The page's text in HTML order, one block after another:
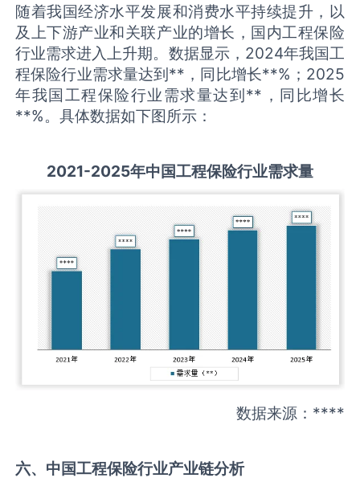
随着我国经济水平发展和消费水平持续提升，以
及上下游产业和关联产业的增长，国内工程保险
行业需求进入上升期。数据显示，2024年我国工
程保险行业需求量达到**，同比增长**%；2025
年我国工程保险行业需求量达到**，同比增长
**%。具体数据如下图所示：
2021-2025年中国工程保险行业需求量
数据来源：****
六、中国工程保险行业产业链分析